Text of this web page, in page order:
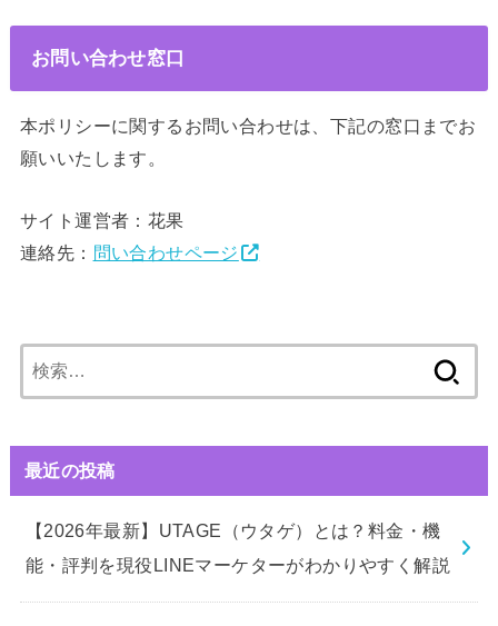
お問い合わせ窓口
本ポリシーに関するお問い合わせは、下記の窓口までお
願いいたします。
サイト運営者：花果
連絡先： 問い合わせページ
索:
最近の投稿
【2026年最新】UTAGE（ウタゲ）とは？料金・機
能・評判を現役LINEマーケターがわかりやすく解説